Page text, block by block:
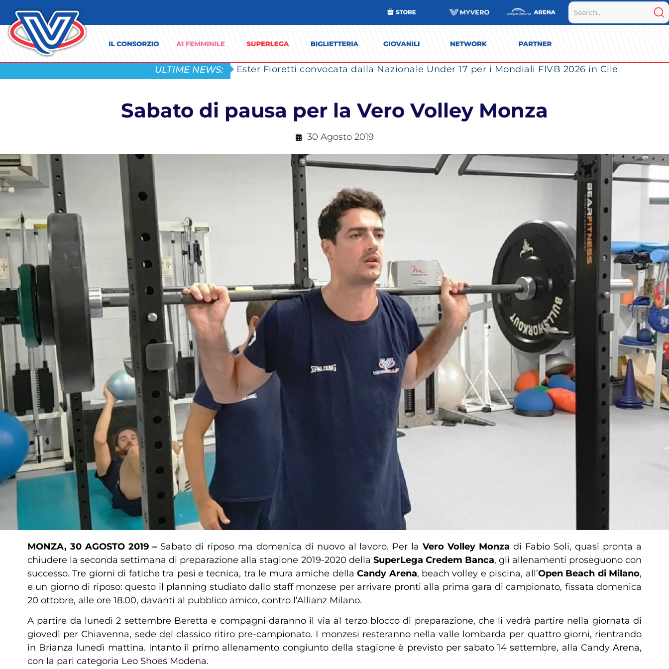
ULTIME NEWS: Ester Fioretti convocata dalla Nazionale Under 17 per i Mondiali FIVB 2026 in Cile
Sabato di pausa per la Vero Volley Monza
30 Agosto 2019
MONZA, 30 AGOSTO 2019 – Sabato di riposo ma domenica di nuovo al lavoro. Per laVero Volley Monzadi Fabio Soli, quasi pronta a
chiudere la seconda settimana di preparazione alla stagione 2019-2020 della SuperLega Credem Banca, gli allenamenti proseguono con
successo. Tre giorni di fatiche tra pesi e tecnica, tra le mura amiche dellaCandy Arena, beach volley e piscina, all’Open Beach di Milano,
e un giorno di riposo: questo il planning studiato dallo staff monzese per arrivare pronti alla prima gara di campionato, fissata domenica
20 ottobre, alle ore 18.00, davanti al pubblico amico, contro l’Allianz Milano.
A partire da lunedì 2 settembre Beretta e compagni daranno il via al terzo blocco di preparazione, che li vedrà partire nella giornata di
giovedì per Chiavenna, sede del classico ritiro pre-campionato. I monzesi resteranno nella valle lombarda per quattro giorni, rientrando
in Brianza lunedì mattina. Intanto il primo allenamento congiunto della stagione è previsto per sabato 14 settembre, alla Candy Arena,
con la pari categoria Leo Shoes Modena.